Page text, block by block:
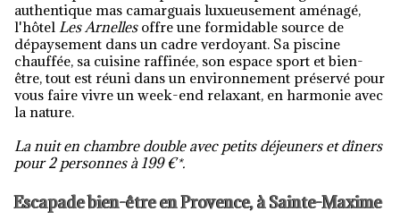
authentique mas camarguais luxueusement aménagé,
l'hôtel Les Arnellesoffre une formidable source de
dépaysement dans un cadre verdoyant. Sa piscine
chauffée, sa cuisine raffinée, son espace sport et bien-
être, tout est réuni dans un environnement préservé pour
vous faire vivre un week-end relaxant, en harmonie avec
la nature.
La nuit en chambre double avec petits déjeuners et dîners
pour 2 personnes à 199 €*.
Escapade bien-être en Provence, à Sainte-Maxime